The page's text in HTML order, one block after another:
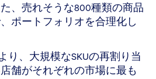
、売れそうな800種類の商品
ポートフォリオを合理化し
り、大規模なSKUの再割り当
舗がそれぞれの市場に最も